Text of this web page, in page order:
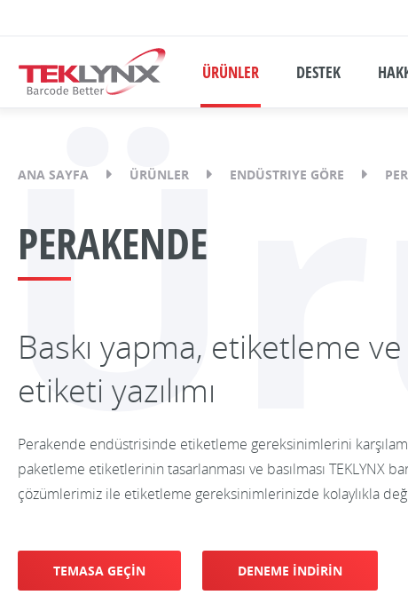
ÜRÜNLER DESTEK
ANA SAYFA ÜRÜNLER ENDÜSTRIYE GÖRE
PERAKENDE
Baskı yapma, etiketleme
etiketi yazılımı
Perakende endüstrisinde etiketleme gereksinimlerini
paketleme etiketlerinin tasarlanması ve basılması TEKLYNX
çözümlerimiz ile etiketleme gereksinimlerinizde kolaylıkla
TEMASA GEÇİN DENEME İNDİRİN